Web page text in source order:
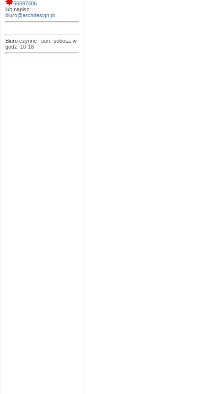
66697406
lub napisz:
biuro@archdesign.pl
Biuro czynne : pon.-sobota. w
godz. 10-18